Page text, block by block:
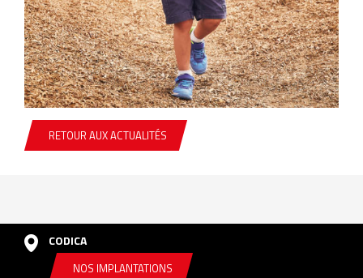
RETOUR AUX ACTUALITÉS
CODICA
NOS IMPLANTATIONS